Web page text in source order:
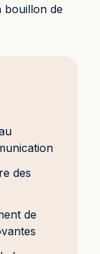
bouillon de
des
de